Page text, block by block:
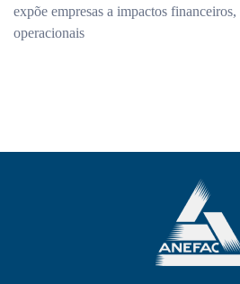
expõe empresas a impactos
operacionais